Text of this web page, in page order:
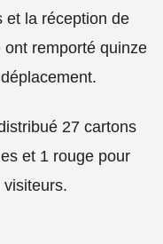
et la réception de
remporté quinze
27 cartons
et 1 rouge pour